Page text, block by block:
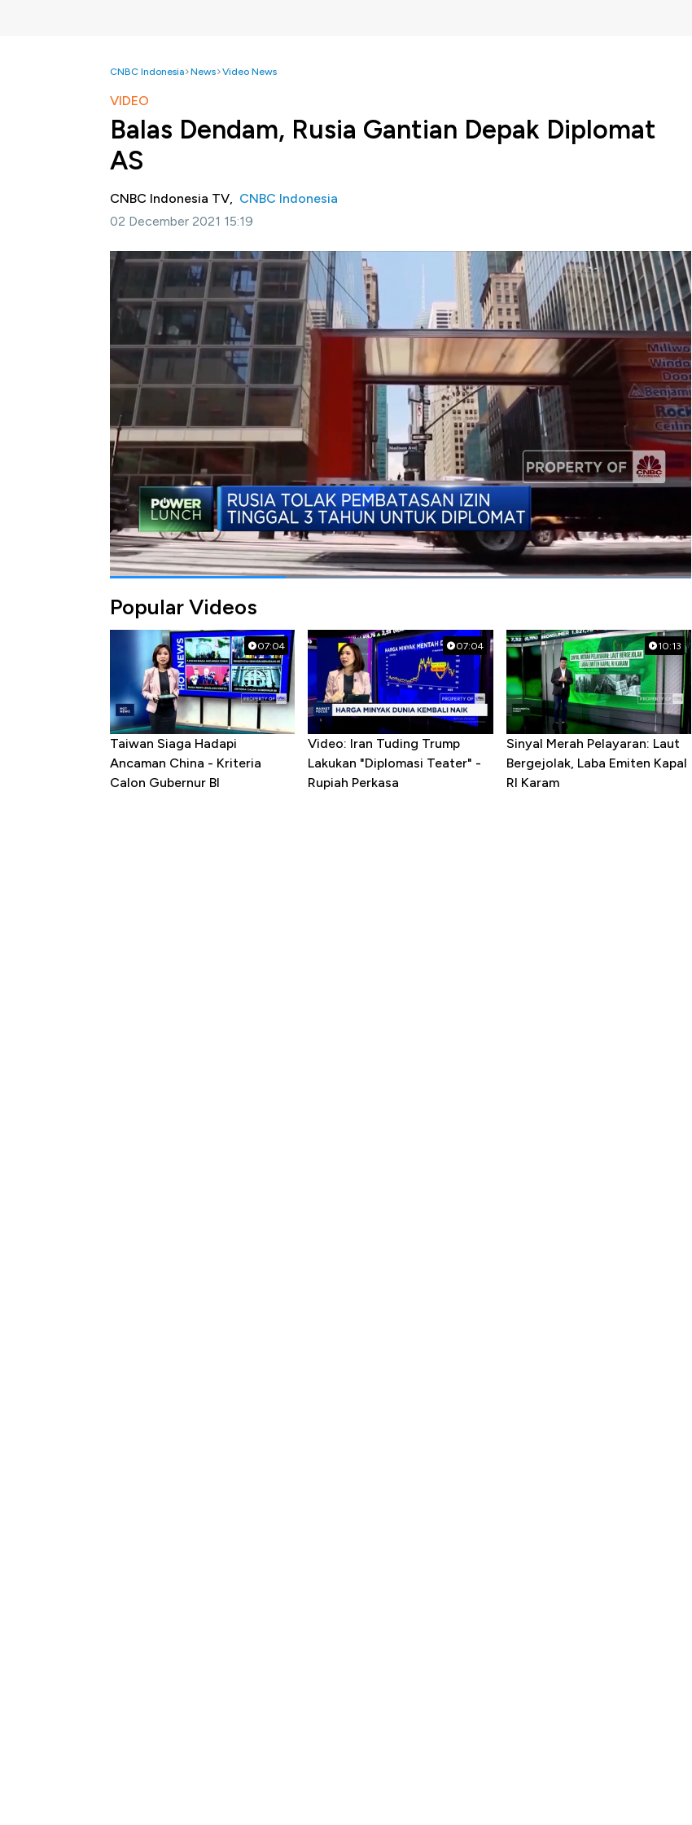
CNBC Indonesia News Video News
VIDEO
Balas Dendam, Rusia Gantian Depak Diplomat
AS
CNBC Indonesia TV, CNBC Indonesia
02 December 2021 15:19
Jakarta, CNBC Indonesia -Pemerintah Rusia memerintahkan staf kedutaan besar Amerika Serikat
di Moskow untuk kembali ke negaranya pada 31 Januari 2022. Langkah ini merupakan pembalasan
atas keputusan Amerika Serikat membatasi izin tinggal diplomat Rusia. Rusia mengancam akan lebih
banyak pekerja Amerika Serikat yang harus meninggalkan Rusia sebelum 1 Juli tahun depan.
Simak informasi selengkapnya dalam program Power Lunch di CNBC Indonesia (Kamis, 02/12/2021)
berikut ini.
Bagikan:
#rusia #amerika serikat #kedutaan
Popular Videos
07:04
Taiwan Siaga Hadapi
Ancaman China - Kriteria
Calon Gubernur BI
07:04
Video: Iran Tuding Trump
Lakukan "Diplomasi Teater" -
Rupiah Perkasa
10:13
Sinyal Merah Pelayaran: Laut
Bergejolak, Laba Emiten Kapal
RI Karam